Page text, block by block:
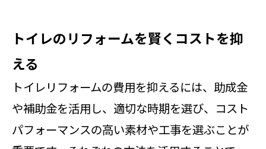
トイレのリフォームを賢くコストを抑
える
トイレリフォームの費用を抑えるには、助成金
や補助金を活用し、適切な時期を選び、コスト
パフォーマンスの高い素材や工事を選ぶことが